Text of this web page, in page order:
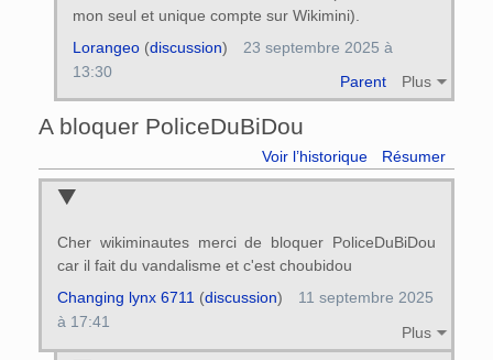
mon seul et unique compte sur Wikimini).
Parent Plus
Lorangeo(discussion)
23 septembre 2025 à
13:30
A bloquer PoliceDuBiDou
Voir l’historique Résumer
Cher wikiminautes merci de bloquer PoliceDuBiDou
car il fait du vandalisme et c'est choubidou
Plus
Changing lynx 6711(discussion)
11 septembre 2025
à 17:41